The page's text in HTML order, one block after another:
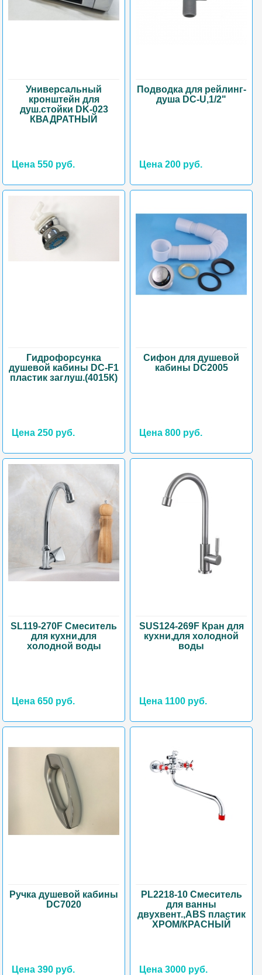
Универсальный
кронштейн для
душ.стойки DK-023
КВАДРАТНЫЙ
Цена 550 руб.
Подводка для рейлинг-
душа DC-U,1/2"
Цена 200 руб.
Гидрофорсунка
душевой кабины DC-F1
пластик заглуш.(4015К)
Цена 250 руб.
Сифон для душевой
кабины DC2005
Цена 800 руб.
SL119-270F Смеситель
для кухни,для
холодной воды
Цена 650 руб.
SUS124-269F Кран для
кухни,для холодной
воды
Цена 1100 руб.
Ручка душевой кабины
DC7020
Цена 390 руб.
PL2218-10 Смеситель
для ванны
двухвент.,ABS пластик
ХРОМ/КРАСНЫЙ
Цена 3000 руб.